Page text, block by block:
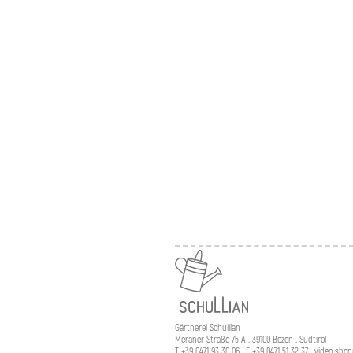
Gärtnerei Schullian
Meraner Straße 75 A . 39100 Bozen . Südtirol